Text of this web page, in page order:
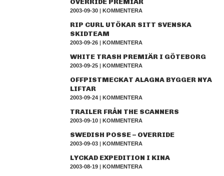
OVERRIDE PREMIÄR
2003-09-30| KOMMENTERA
RIP CURL UTÖKAR SITT SVENSKA
SKIDTEAM
2003-09-26| KOMMENTERA
WHITE TRASH PREMIÄR I GÖTEBORG
2003-09-25| KOMMENTERA
OFFPISTMECKAT ALAGNA BYGGER NYA
LIFTAR
2003-09-24| KOMMENTERA
TRAILER FRÅN THE SCANNERS
2003-09-10| KOMMENTERA
SWEDISH POSSE – OVERRIDE
2003-09-03| KOMMENTERA
LYCKAD EXPEDITION I KINA
2003-08-19| KOMMENTERA